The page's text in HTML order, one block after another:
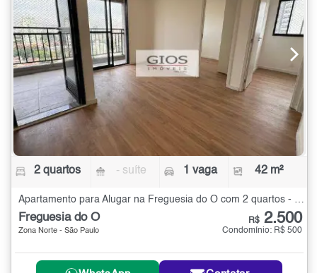
2 quartos - suíte 1 vaga 42 m²
Freguesia do Ó
Zona Norte - São Paulo
R$ 2.500
Condomínio: R$ 500